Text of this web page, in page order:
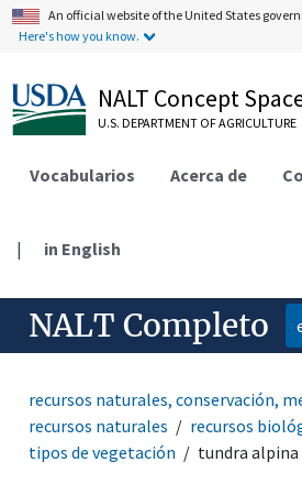
An official website of the United States
Here's how you know.
NALT Concept
U.S. DEPARTMENT OF AGRICULTURE
Vocabularios Acerca de
| in English
NALT Completo
recursos naturales, conservación,
recursos naturales
recursos
tipos de vegetación
tundra alpina